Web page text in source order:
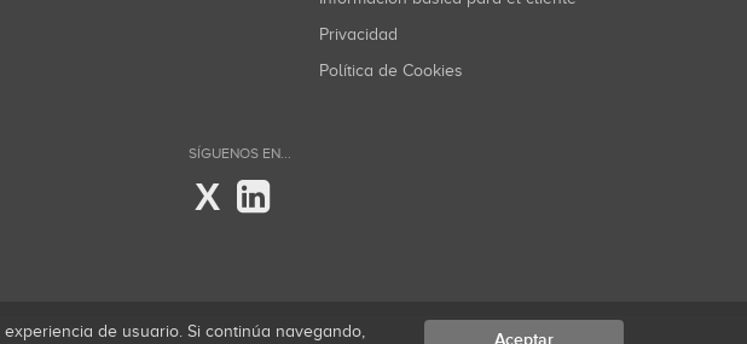
Privacidad
Política de Cookies
SÍGUENOS EN...
X
de usuario. Si continúa navegando, Aceptar